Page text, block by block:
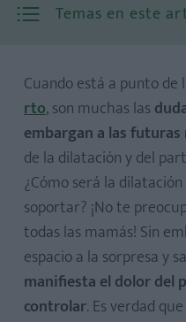
Temas en este
Cuando está a punto de
rto, son muchas las
embargan a las futuras
de la dilatación y del
¿Cómo será la
soportar? ¡No te
todas las mamás! Sin
espacio a la sorpresa y
manifiesta el dolor del
controlar. Es verdad